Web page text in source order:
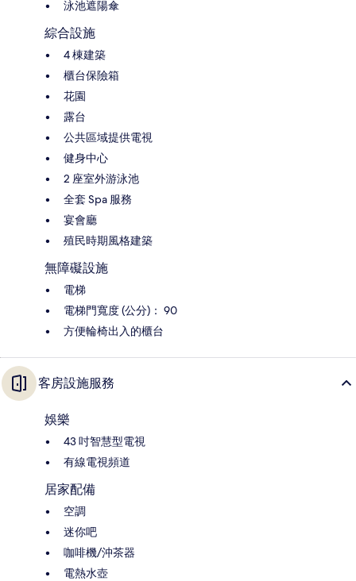
泳池遮陽傘
綜合設施
4 棟建築
櫃台保險箱
花園
露台
公共區域提供電視
健身中心
2 座室外游泳池
全套 Spa 服務
宴會廳
殖民時期風格建築
無障礙設施
電梯
電梯門寬度 (公分)： 90
方便輪椅出入的櫃台
客房設施服務
娛樂
43 吋智慧型電視
有線電視頻道
居家配備
空調
迷你吧
咖啡機/沖茶器
電熱水壺